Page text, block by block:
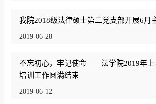
我院2018级法律硕士第二党支部开展6月
2019-06-28
不忘初心，牢记使命——法学院2019年上
培训工作圆满结束
2019-06-12